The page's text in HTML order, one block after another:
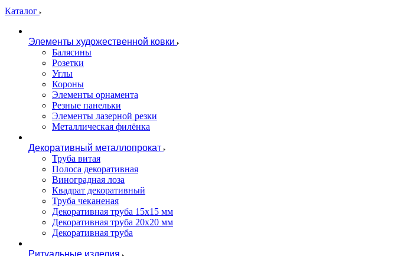
Каталог
Элементы художественной ковки
Балясины
Розетки
Углы
Короны
Элементы орнамента
Резные панельки
Элементы лазерной резки
Металлическая филёнка
Декоративный металлопрокат
Труба витая
Полоса декоративная
Виноградная лоза
Квадрат декоративный
Труба чеканеная
Декоративная труба 15х15 мм
Декоративная труба 20х20 мм
Декоративная труба
Ритуальные изделия